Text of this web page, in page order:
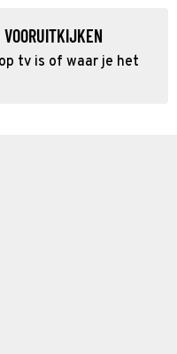
VOORUITKIJKEN
tv is of waar je het